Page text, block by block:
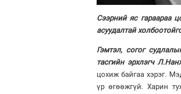
Сээрний яс гараараа
асуудалтай
Гэмтэл, согог
тасгийн эрхлэгч
цохиж байгаа хэрэг.
үр өгөөжгүй. Харин